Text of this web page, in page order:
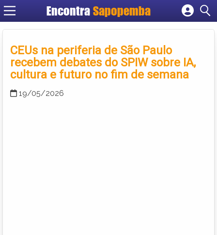
Encontra Sapopemba
Cadastrar empresa
Criar conta
CEUs na periferia de São Paulo
recebem debates do SPIW sobre IA,
cultura e futuro no fim de semana
19/05/2026